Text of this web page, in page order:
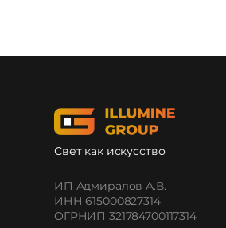
Свет как искусство
ИП Адмиралов А.В.
ИНН 615000827314
ОГРНИП 321784700117314